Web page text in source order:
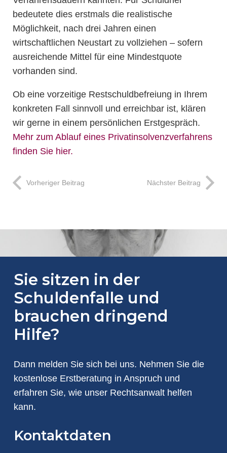
bedeutete dies erstmals die realistische
Möglichkeit, nach drei Jahren einen
wirtschaftlichen Neustart zu vollziehen – sofern
ausreichende Mittel für eine Mindestquote
vorhanden sind.
Ob eine vorzeitige Restschuldbefreiung in Ihrem
konkreten Fall sinnvoll und erreichbar ist, klären
wir gerne in einem persönlichen Erstgespräch.
Mehr zum Ablauf eines Privatinsolvenzverfahrens
finden Sie hier.
Vorheriger Beitrag Nächster Beitrag
Sie sitzen in der
Schuldenfalle und
brauchen dringend
Hilfe?
Dann melden Sie sich bei uns. Nehmen Sie die
kostenlose Erstberatung in Anspruch und
erfahren Sie, wie unser Rechtsanwalt helfen
kann.
Kontaktdaten